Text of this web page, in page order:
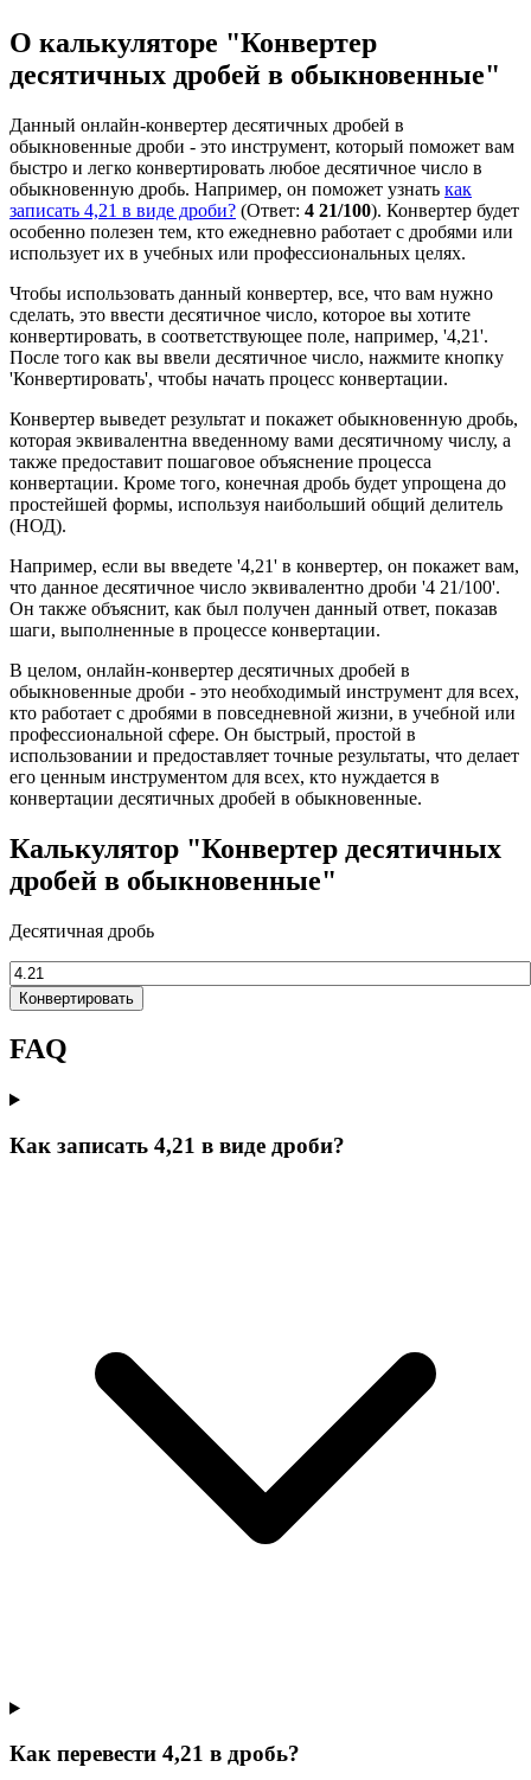
О калькуляторе "Конвертер
десятичных дробей в обыкновенные"
Данный онлайн-конвертер десятичных дробей в
обыкновенные дроби - это инструмент, который поможет вам
быстро и легко конвертировать любое десятичное число в
обыкновенную дробь. Например, он поможет узнать как
записать 4,21 в виде дроби? (Ответ: 4 21/100). Конвертер будет
особенно полезен тем, кто ежедневно работает с дробями или
использует их в учебных или профессиональных целях.
Чтобы использовать данный конвертер, все, что вам нужно
сделать, это ввести десятичное число, которое вы хотите
конвертировать, в соответствующее поле, например, '4,21'.
После того как вы ввели десятичное число, нажмите кнопку
'Конвертировать', чтобы начать процесс конвертации.
Конвертер выведет результат и покажет обыкновенную дробь,
которая эквивалентна введенному вами десятичному числу, а
также предоставит пошаговое объяснение процесса
конвертации. Кроме того, конечная дробь будет упрощена до
простейшей формы, используя наибольший общий делитель
(НОД).
Например, если вы введете '4,21' в конвертер, он покажет вам,
что данное десятичное число эквивалентно дроби '4 21/100'.
Он также объяснит, как был получен данный ответ, показав
шаги, выполненные в процессе конвертации.
В целом, онлайн-конвертер десятичных дробей в
обыкновенные дроби - это необходимый инструмент для всех,
кто работает с дробями в повседневной жизни, в учебной или
профессиональной сфере. Он быстрый, простой в
использовании и предоставляет точные результаты, что делает
его ценным инструментом для всех, кто нуждается в
конвертации десятичных дробей в обыкновенные.
Калькулятор "Конвертер десятичных
дробей в обыкновенные"
Десятичная дробь
Конвертировать
FAQ
Как записать 4,21 в виде дроби?
Как перевести 4,21 в дробь?